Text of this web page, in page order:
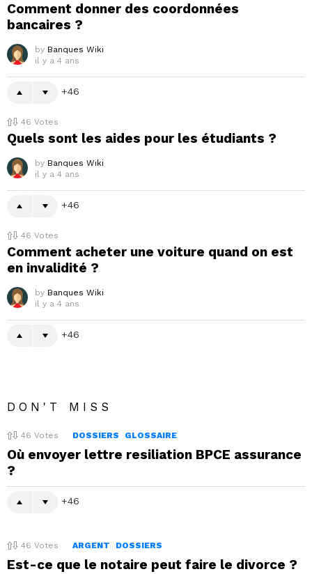
Comment donner des coordonnées
bancaires ?
by Banques Wiki
il y a 4 ans
46
46 Votes
Quels sont les aides pour les étudiants ?
by Banques Wiki
il y a 4 ans
46
46 Votes
Comment acheter une voiture quand on est
en invalidité ?
by Banques Wiki
il y a 4 ans
46
DON'T MISS
46 Votes DOSSIERS GLOSSAIRE
Où envoyer lettre resiliation BPCE assurance
?
46
46 Votes ARGENT DOSSIERS
Est-ce que le notaire peut faire le divorce ?